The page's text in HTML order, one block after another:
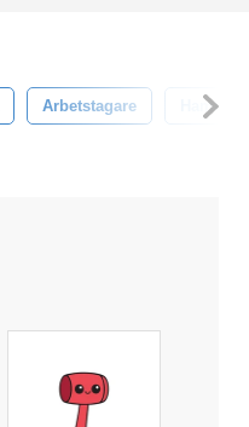
Arbetstagare